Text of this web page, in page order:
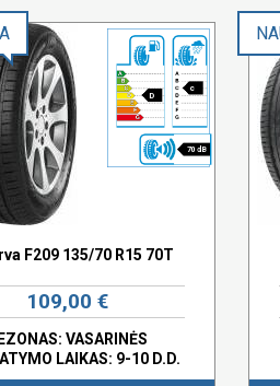
D
c
70 dB
F209 135/70 R15 70T
109,00 €
VASARINĖS
LAIKAS: 9-10 D.D.